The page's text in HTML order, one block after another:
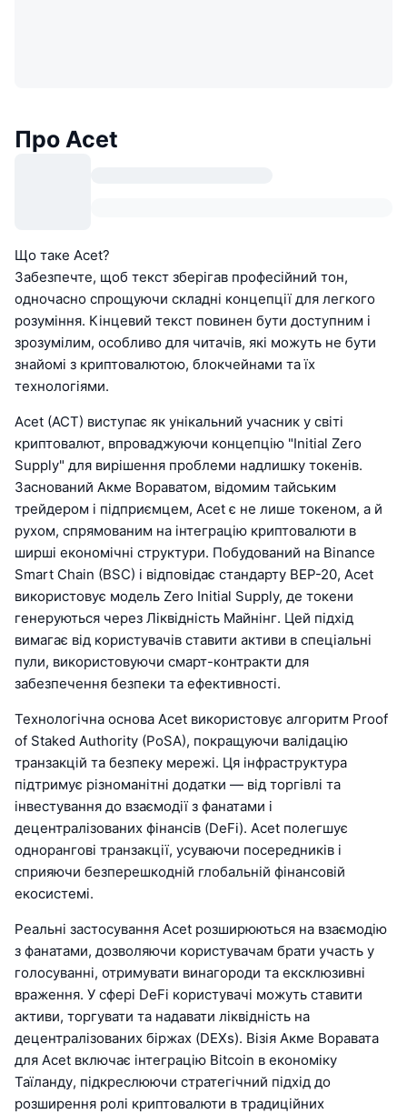
Про Acet
Що таке Acet?
Забезпечте, щоб текст зберігав професійний тон,
одночасно спрощуючи складні концепції для легкого
розуміння. Кінцевий текст повинен бути доступним і
зрозумілим, особливо для читачів, які можуть не бути
знайомі з криптовалютою, блокчейнами та їх
технологіями.
Acet (ACT) виступає як унікальний учасник у світі
криптовалют, впроваджуючи концепцію "Initial Zero
Supply" для вирішення проблеми надлишку токенів.
Заснований Акме Вораватом, відомим тайським
трейдером і підприємцем, Acet є не лише токеном, а й
рухом, спрямованим на інтеграцію криптовалюти в
ширші економічні структури. Побудований на Binance
Smart Chain (BSC) і відповідає стандарту BEP-20, Acet
використовує модель Zero Initial Supply, де токени
генеруються через Ліквідність Майнінг. Цей підхід
вимагає від користувачів ставити активи в спеціальні
пули, використовуючи смарт-контракти для
забезпечення безпеки та ефективності.
Технологічна основа Acet використовує алгоритм Proof
of Staked Authority (PoSA), покращуючи валідацію
транзакцій та безпеку мережі. Ця інфраструктура
підтримує різноманітні додатки — від торгівлі та
інвестування до взаємодії з фанатами і
децентралізованих фінансів (DeFi). Acet полегшує
однорангові транзакції, усуваючи посередників і
сприяючи безперешкодній глобальній фінансовій
екосистемі.
Реальні застосування Acet розширюються на взаємодію
з фанатами, дозволяючи користувачам брати участь у
голосуванні, отримувати винагороди та ексклюзивні
враження. У сфері DeFi користувачі можуть ставити
активи, торгувати та надавати ліквідність на
децентралізованих біржах (DEXs). Візія Акме Воравата
для Acet включає інтеграцію Bitcoin в економіку
Таїланду, підкреслюючи стратегічний підхід до
розширення ролі криптовалюти в традиційних